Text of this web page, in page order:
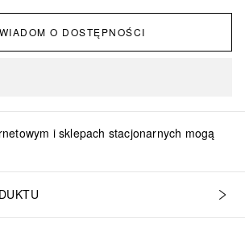
O DOSTĘPNOŚCI
i sklepach stacjonarnych mogą